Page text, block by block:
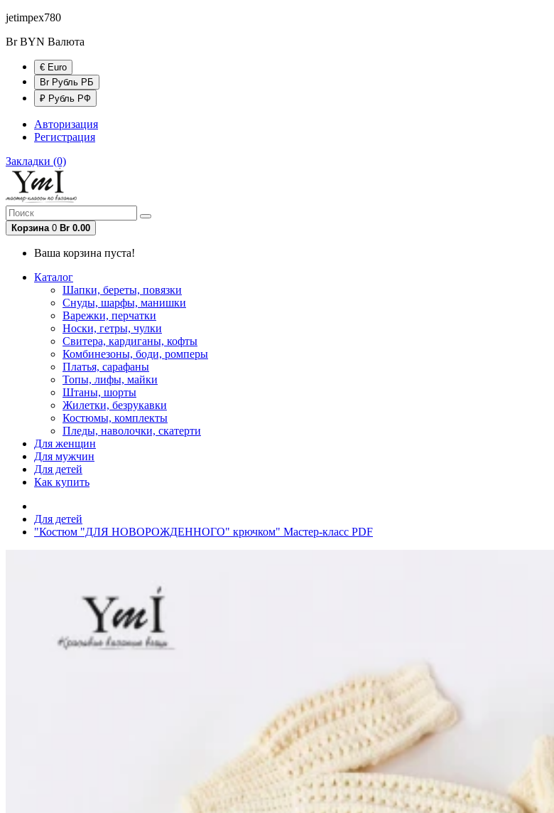
jetimpex780
Br BYN Валюта
€ Euro
Br Рубль РБ
₽ Рубль РФ
Авторизация
Регистрация
Закладки (0)
Корзина 0 Br 0.00
Ваша корзина пуста!
Каталог
Шапки, береты, повязки
Снуды, шарфы, манишки
Варежки, перчатки
Носки, гетры, чулки
Свитера, кардиганы, кофты
Комбинезоны, боди, ромперы
Платья, сарафаны
Топы, лифы, майки
Штаны, шорты
Жилетки, безрукавки
Костюмы, комплекты
Пледы, наволочки, скатерти
Для женщин
Для мужчин
Для детей
Как купить
Для детей
"Костюм "ДЛЯ НОВОРОЖДЕННОГО" крючком" Мастер-класс PDF